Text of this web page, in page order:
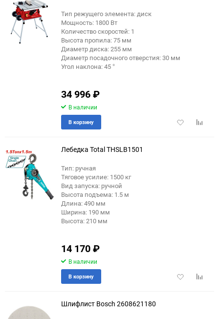
Тип режущего элемента: диск
Мощность: 1800 Вт
Количество скоростей: 1
Высота пропила: 75 мм
Диаметр диска: 255 мм
Диаметр посадочного отверстия: 30 мм
Угол наклона: 45 °
34 996₽
В наличии
Добавить
В корзину
Лебедка Total THSLB1501
Тип: ручная
Тяговое усилие: 1500 кг
Вид запуска: ручной
Высота подъема: 1.5 м
Длина: 490 мм
Ширина: 190 мм
Высота: 210 мм
14 170₽
В наличии
Добавить
В корзину
Шлифлист Bosch 2608621180